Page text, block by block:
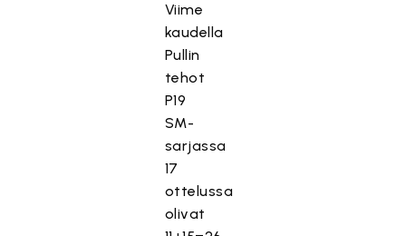
Viime
kaudella
Pullin
tehot
P19
SM-
sarjassa
17
ottelussa
olivat